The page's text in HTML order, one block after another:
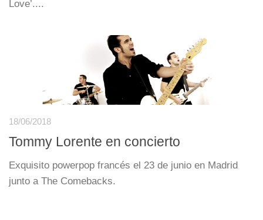
Love’....
18/06/2018
Tommy Lorente en concierto
Exquisito powerpop francés el 23 de junio en Madrid
junto a The Comebacks.